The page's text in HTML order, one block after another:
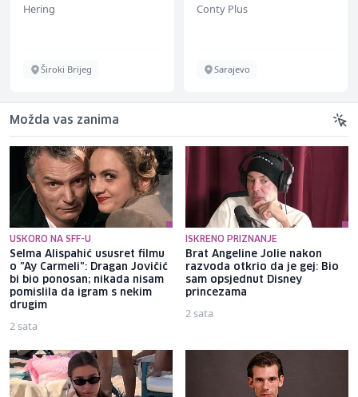
Hering
Široki Brijeg
Conty Plus
Sarajevo
Možda vas zanima
USKORO NA SFF-U
Selma Alispahić ususret filmu
o "Ay Carmeli": Dragan Jovičić
bi bio ponosan; nikada nisam
pomislila da igram s nekim
drugim
2 sata
ISKRENO PRIZNANJE
Brat Angeline Jolie nakon
razvoda otkrio da je gej: Bio
sam opsjednut Disney
princezama
2 sata